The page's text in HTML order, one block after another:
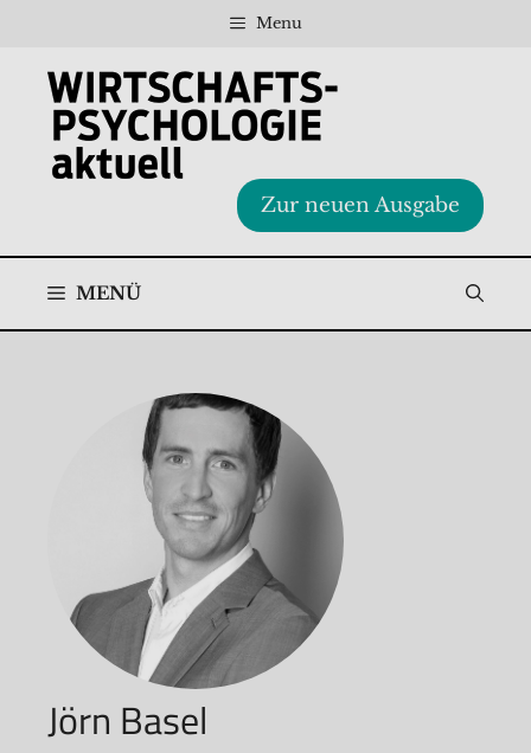
springen
Menu
Zur neuen Ausgabe
MENÜ
Jörn Basel